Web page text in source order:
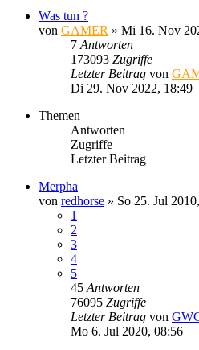
Was tun ?
von GAMER » Mi 16. Nov
7 Antworten
173093 Zugriffe
Letzter Beitrag von
Di 29. Nov 2022, 18:49
Themen
Antworten
Zugriffe
Letzter Beitrag
Merpha
von redhorse » So 25. Jul
1
2
3
4
5
45 Antworten
76095 Zugriffe
Letzter Beitrag von
Mo 6. Jul 2020, 08:56